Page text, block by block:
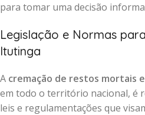
para tomar uma decisão
Legislação e Normas
Itutinga
A cremação de restos mortais
em todo o território nacional, é
leis e regulamentações que